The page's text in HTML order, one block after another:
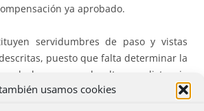
usamos cookies
ya aprobado.
servidumbres de paso y vistas
puesto que falta determinar la
de los pasos o la altura y distancia
deben de guardar.